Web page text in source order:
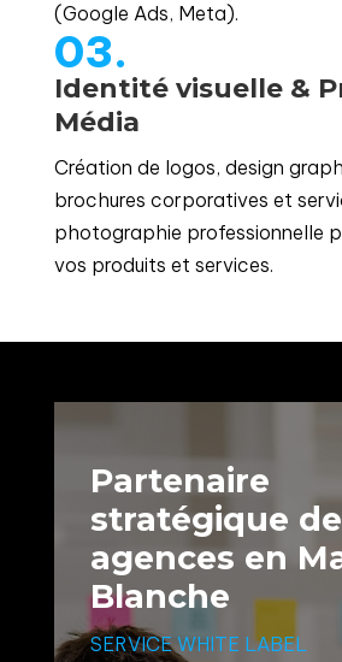
(Google Ads, Meta).
03.
Identité visuelle &
Média
Création de logos, design
brochures corporatives et
photographie professionnelle
vos produits et services.
Partenaire
stratégique
agences en
Blanche
SERVICE WHITE LABEL